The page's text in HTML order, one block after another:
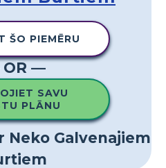
ŠO PIEMĒRU
—
SAVU
PLĀNU